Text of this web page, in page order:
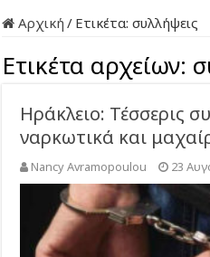
Αρχική / Ετικέτα:συλλήψεις
Ετικέτα αρχείων:
Ηράκλειο: Τέσσερις
ναρκωτικά και
Nancy Avramopoulou 23